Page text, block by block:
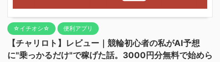
☆イチオシ☆ 便利アプリ
【チャリロト】レビュー｜競輪初心者の私がAI予想
に"乗っかるだけ"で稼げた話。3000円分無料で始めら